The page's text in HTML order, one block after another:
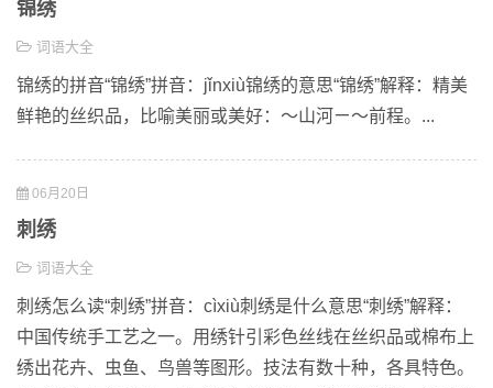
锦绣
词语大全
锦绣的拼音“锦绣”拼音：jǐnxiù锦绣的意思“锦绣”解释：精美
鲜艳的丝织品，比喻美丽或美好：～山河ㄧ～前程。...
06月20日
刺绣
词语大全
刺绣怎么读“刺绣”拼音：cìxiù刺绣是什么意思“刺绣”解释：
中国传统手工艺之一。用绣针引彩色丝线在丝织品或棉布上
绣出花卉、虫鱼、鸟兽等图形。技法有数十种，各具特色。